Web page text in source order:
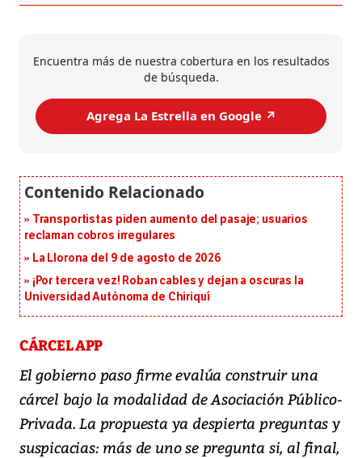
Encuentra más de nuestra cobertura en los resultados
de búsqueda.
Agrega La Estrella en Google ↗️
Transportistas piden aumento del pasaje; usuarios
reclaman cobros irregulares
La Llorona del 9 de agosto de 2026
¡Por tercera vez! Roban cables y dejan a oscuras la
Universidad Autónoma de Chiriquí
CÁRCEL APP
El gobierno paso firme evalúa construir una
cárcel bajo la modalidad de Asociación Público-
Privada. La propuesta ya despierta preguntas y
suspicacias: más de uno se pregunta si, al final,